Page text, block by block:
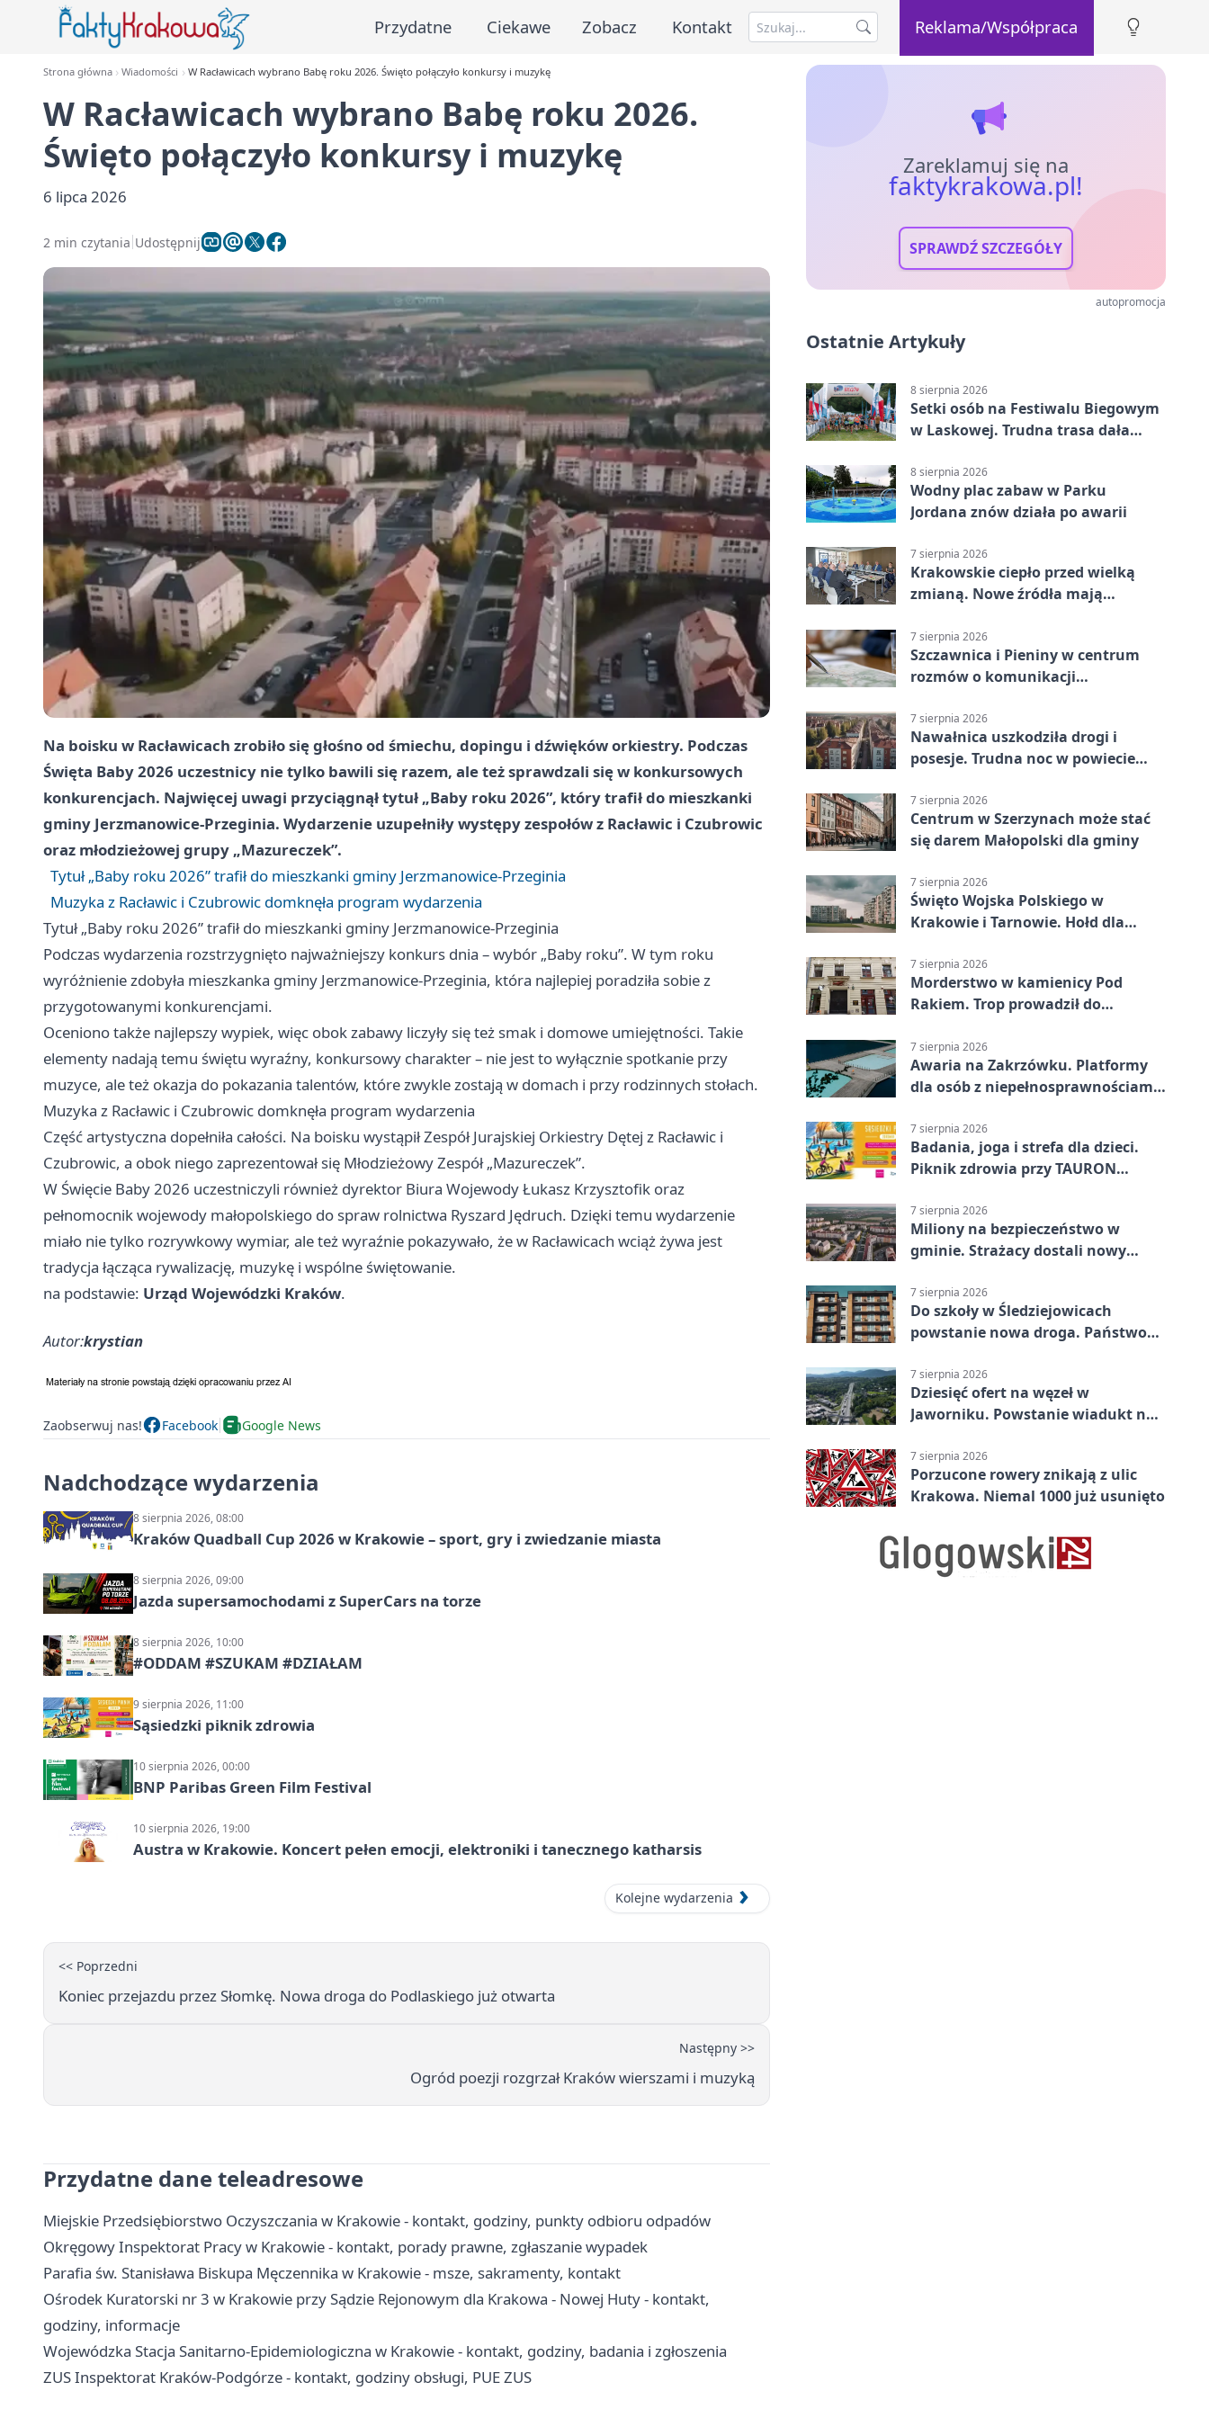
Przydatne Ciekawe Zobacz Kontakt Reklama/Współpraca
Strona główna Wiadomości W Racławicach wybrano Babę roku 2026. Święto połączyło konkursy i muzykę
W Racławicach wybrano Babę roku 2026.
Święto połączyło konkursy i muzykę
6 lipca 2026
2 min czytania Udostępnij
Na boisku w Racławicach zrobiło się głośno od śmiechu, dopingu i dźwięków orkiestry. Podczas
Święta Baby 2026 uczestnicy nie tylko bawili się razem, ale też sprawdzali się w konkursowych
konkurencjach. Najwięcej uwagi przyciągnął tytuł „Baby roku 2026”, który trafił do mieszkanki
gminy Jerzmanowice-Przeginia. Wydarzenie uzupełniły występy zespołów z Racławic i Czubrowic
oraz młodzieżowej grupy „Mazureczek”.
Tytuł „Baby roku 2026” trafił do mieszkanki gminy Jerzmanowice-Przeginia
Muzyka z Racławic i Czubrowic domknęła program wydarzenia
Tytuł „Baby roku 2026” trafił do mieszkanki gminy Jerzmanowice-Przeginia
Podczas wydarzenia rozstrzygnięto najważniejszy konkurs dnia – wybór „Baby roku”. W tym roku
wyróżnienie zdobyła mieszkanka gminy Jerzmanowice-Przeginia, która najlepiej poradziła sobie z
przygotowanymi konkurencjami.
Oceniono także najlepszy wypiek, więc obok zabawy liczyły się też smak i domowe umiejętności. Takie
elementy nadają temu świętu wyraźny, konkursowy charakter – nie jest to wyłącznie spotkanie przy
muzyce, ale też okazja do pokazania talentów, które zwykle zostają w domach i przy rodzinnych stołach.
Muzyka z Racławic i Czubrowic domknęła program wydarzenia
Część artystyczna dopełniła całości. Na boisku wystąpił Zespół Jurajskiej Orkiestry Dętej z Racławic i
Czubrowic, a obok niego zaprezentował się Młodzieżowy Zespół „Mazureczek”.
W Święcie Baby 2026 uczestniczyli również dyrektor Biura Wojewody Łukasz Krzysztofik oraz
pełnomocnik wojewody małopolskiego do spraw rolnictwa Ryszard Jędruch. Dzięki temu wydarzenie
miało nie tylko rozrywkowy wymiar, ale też wyraźnie pokazywało, że w Racławicach wciąż żywa jest
tradycja łącząca rywalizację, muzykę i wspólne świętowanie.
na podstawie: Urząd Wojewódzki Kraków.
Autor:krystian
Zaobserwuj nas! Facebook Google News
Nadchodzące wydarzenia
8 sierpnia 2026, 08:00
Kraków Quadball Cup 2026 w Krakowie – sport, gry i zwiedzanie miasta
8 sierpnia 2026, 09:00
Jazda supersamochodami z SuperCars na torze
8 sierpnia 2026, 10:00
#ODDAM #SZUKAM #DZIAŁAM
9 sierpnia 2026, 11:00
Sąsiedzki piknik zdrowia
10 sierpnia 2026, 00:00
BNP Paribas Green Film Festival
10 sierpnia 2026, 19:00
Austra w Krakowie. Koncert pełen emocji, elektroniki i tanecznego katharsis
Kolejne wydarzenia
<< Poprzedni
Koniec przejazdu przez Słomkę. Nowa droga do Podlaskiego już otwarta
Następny >>
Ogród poezji rozgrzał Kraków wierszami i muzyką
Przydatne dane teleadresowe
Miejskie Przedsiębiorstwo Oczyszczania w Krakowie - kontakt, godziny, punkty odbioru odpadów
Okręgowy Inspektorat Pracy w Krakowie - kontakt, porady prawne, zgłaszanie wypadek
Parafia św. Stanisława Biskupa Męczennika w Krakowie - msze, sakramenty, kontakt
Ośrodek Kuratorski nr 3 w Krakowie przy Sądzie Rejonowym dla Krakowa - Nowej Huty - kontakt,
godziny, informacje
Wojewódzka Stacja Sanitarno-Epidemiologiczna w Krakowie - kontakt, godziny, badania i zgłoszenia
ZUS Inspektorat Kraków-Podgórze - kontakt, godziny obsługi, PUE ZUS
Zareklamuj się na
faktykrakowa.pl!
SPRAWDŹ SZCZEGÓŁY
autopromocja
Ostatnie Artykuły
8 sierpnia 2026
Setki osób na Festiwalu Biegowym
w Laskowej. Trudna trasa dała
8 sierpnia 2026
Wodny plac zabaw w Parku
Jordana znów działa po awarii
7 sierpnia 2026
Krakowskie ciepło przed wielką
zmianą. Nowe źródła mają
7 sierpnia 2026
Szczawnica i Pieniny w centrum
rozmów o komunikacji
7 sierpnia 2026
Nawałnica uszkodziła drogi i
posesje. Trudna noc w powiecie
7 sierpnia 2026
Centrum w Szerzynach może stać
się darem Małopolski dla gminy
7 sierpnia 2026
Święto Wojska Polskiego w
Krakowie i Tarnowie. Hołd dla
7 sierpnia 2026
Morderstwo w kamienicy Pod
Rakiem. Trop prowadził do
7 sierpnia 2026
Awaria na Zakrzówku. Platformy
dla osób z niepełnosprawnościami
7 sierpnia 2026
Badania, joga i strefa dla dzieci.
Piknik zdrowia przy TAURON
7 sierpnia 2026
Miliony na bezpieczeństwo w
gminie. Strażacy dostali nowy
7 sierpnia 2026
Do szkoły w Śledziejowicach
powstanie nowa droga. Państwo
7 sierpnia 2026
Dziesięć ofert na węzeł w
Jaworniku. Powstanie wiadukt nad
7 sierpnia 2026
Porzucone rowery znikają z ulic
Krakowa. Niemal 1000 już usunięto